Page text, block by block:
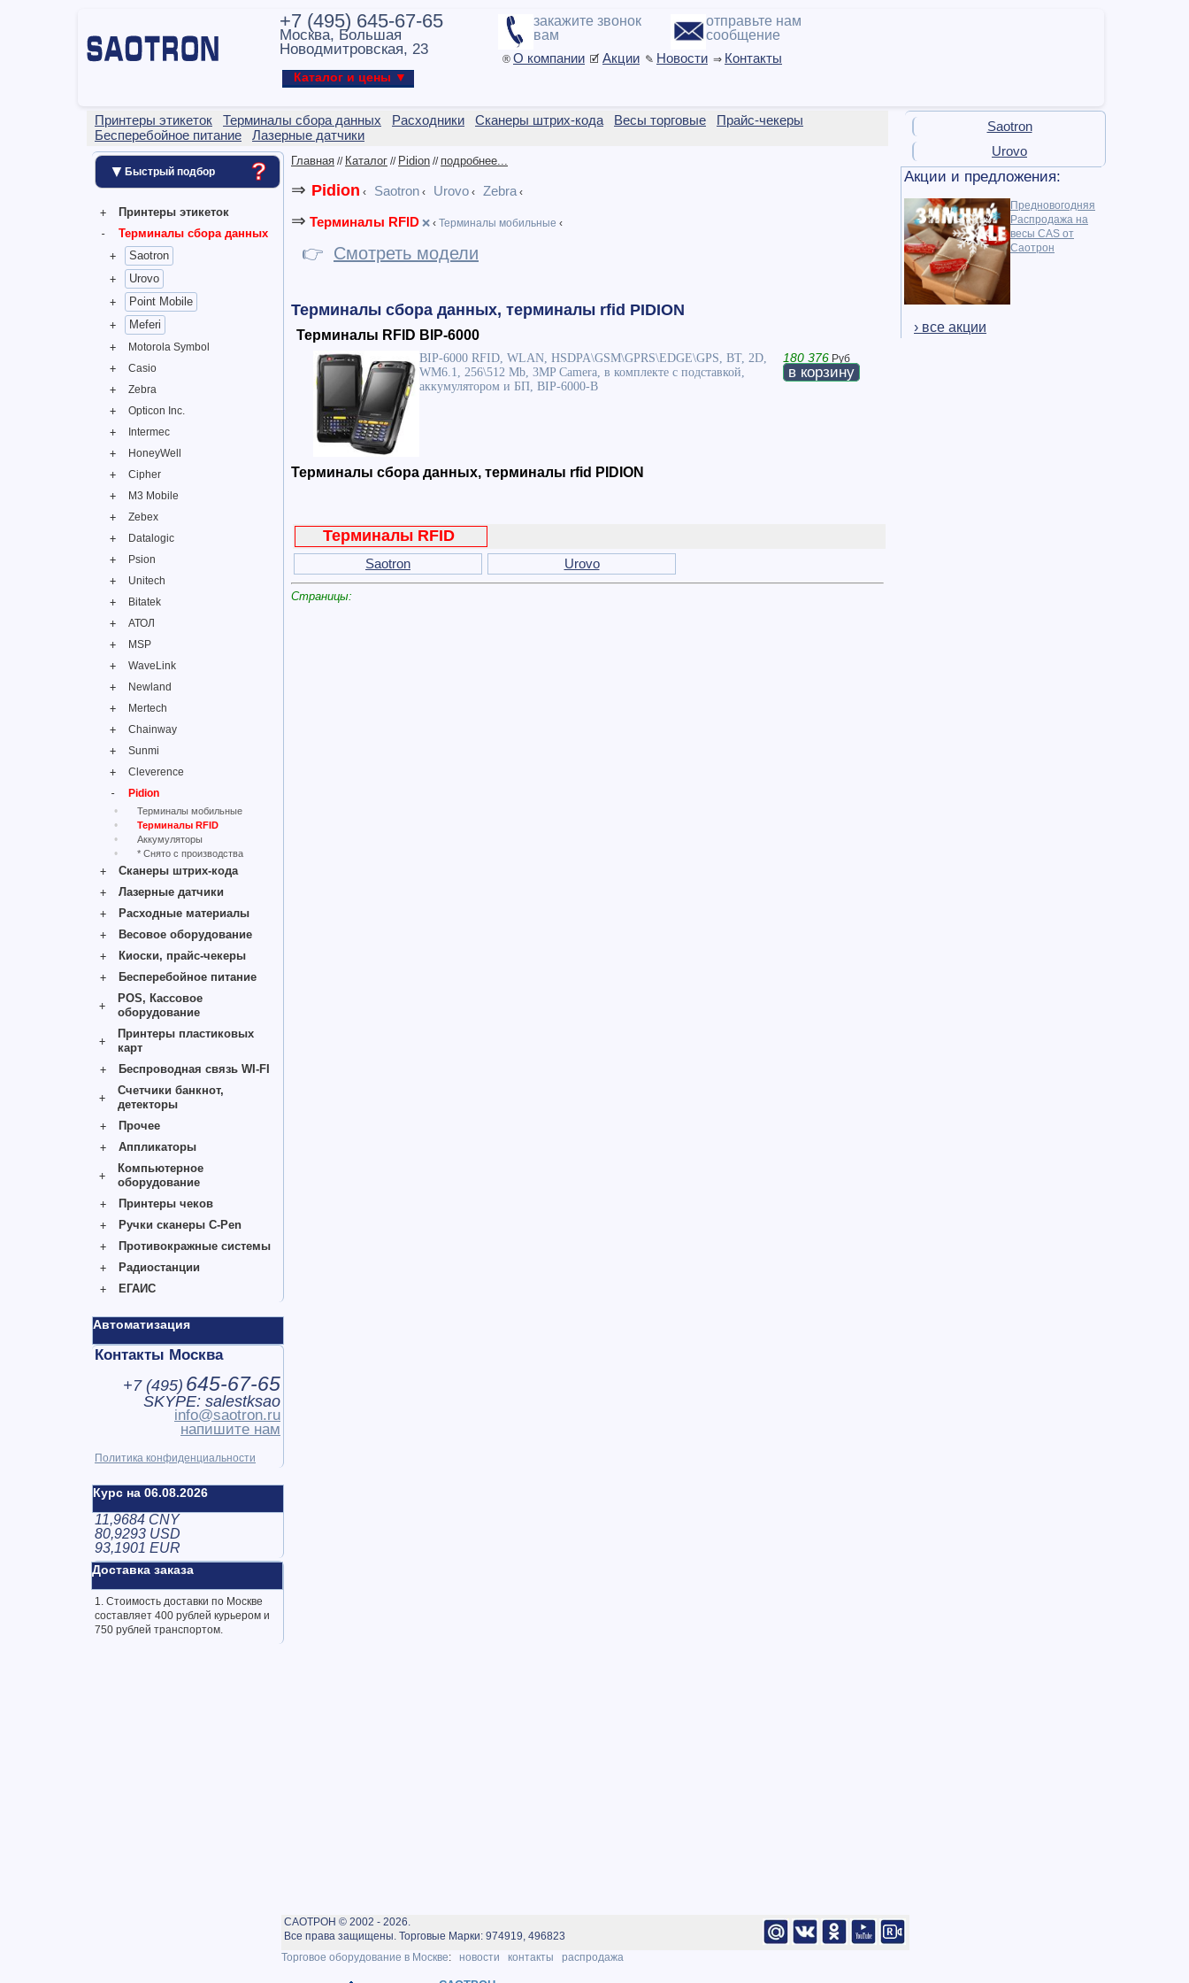
+7 (495) 645-67-65
Москва, Большая
Новодмитровская, 23
Каталог и цены ▼
закажите звонок
вам
отправьте нам
сообщение
® О компании 🗹 Акции ✎ Новости ⇒ Контакты
Saotron
Urovo
Акции и предложения:
Предновогодняя
Распродажа на
весы CAS от
Саотрон
› все акции
Принтеры этикеток Терминалы сбора данных Расходники Сканеры штрих-кода Весы торговые
Прайс-чекеры
Бесперебойное питание
Лазерные датчики
▼ Быстрый подбор ?
Принтеры этикеток
Терминалы сбора данных
Saotron
Urovo
Point Mobile
Meferi
Motorola Symbol
Casio
Zebra
Opticon Inc.
Intermec
HoneyWell
Cipher
M3 Mobile
Zebex
Datalogic
Psion
Unitech
Bitatek
АТОЛ
MSP
WaveLink
Newland
Mertech
Chainway
Sunmi
Cleverence
Pidion
Терминалы мобильные
Терминалы RFID
Аккумуляторы
* Снято с производства
Сканеры штрих-кода
Лазерные датчики
Расходные материалы
Весовое оборудование
Киоски, прайс-чекеры
Бесперебойное питание
POS, Кассовое
оборудование
Принтеры пластиковых
карт
Беспроводная связь WI-FI
Счетчики банкнот,
детекторы
Прочее
Аппликаторы
Компьютерное
оборудование
Принтеры чеков
Ручки сканеры C-Pen
Противокражные системы
Радиостанции
ЕГАИС
Автоматизация
Контакты Москва
+7 (495) 645-67-65
SKYPE: salestksao
info@saotron.ru
напишите нам
Политика конфиденциальности
Курс на 06.08.2026
11,9684 CNY
80,9293 USD
93,1901 EUR
Доставка заказа
1. Стоимость доставки по Москве
составляет 400 рублей курьером и
750 рублей транспортом.
Главная // Каталог // Pidion // подробнее...
⇒ Pidion ‹ Saotron ‹ Urovo ‹ Zebra‹
⇒ Терминалы RFID ❌ ‹ Терминалы мобильные ‹
👉 Смотреть модели
Терминалы сбора данных, терминалы rfid PIDION
Терминалы RFID BIP-6000
BIP-6000 RFID, WLAN, HSDPA\GSM\GPRS\EDGE\GPS, BT, 2D,
WM6.1, 256\512 Mb, 3MP Camera, в комплекте с подставкой,
аккумулятором и БП, BIP-6000-B
180 376 Руб
в корзину
Терминалы сбора данных, терминалы rfid PIDION
Терминалы RFID
Saotron Urovo
Страницы:
САОТРОН © 2002 - 2026.
Все права защищены. Торговые Марки: 974919, 496823
Торговое оборудование в Москве: новости контакты распродажа